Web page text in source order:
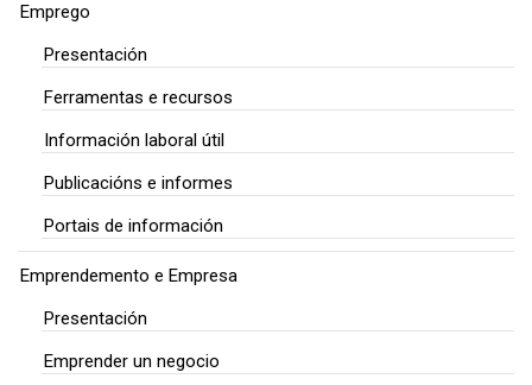
Emprego
Presentación
Ferramentas e recursos
Información laboral útil
Publicacións e informes
Portais de información
Emprendemento e Empresa
Presentación
Emprender un negocio